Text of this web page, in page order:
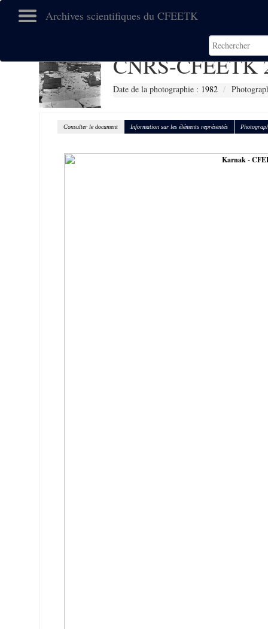
Archives scientifiques du CFEETK
CNRS-CFEETK
Date de la photographie : 1982
Consulter le document Information sur les éléments représentés